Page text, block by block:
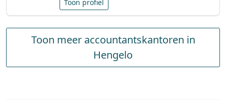
Toon profiel
Toon meer accountantskantoren in
Hengelo